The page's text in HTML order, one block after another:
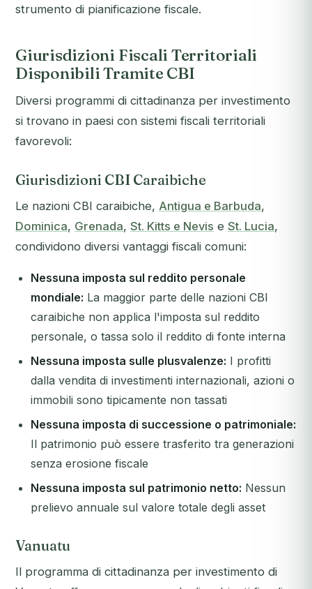
strumento di pianificazione fiscale.
Giurisdizioni Fiscali Territoriali
Disponibili Tramite CBI
Diversi programmi di cittadinanza per investimento
si trovano in paesi con sistemi fiscali territoriali
favorevoli:
Giurisdizioni CBI Caraibiche
Le nazioni CBI caraibiche, Antigua e Barbuda,
Dominica, Grenada, St. Kitts e Nevis e St. Lucia,
condividono diversi vantaggi fiscali comuni:
Nessuna imposta sul reddito personale
mondiale: La maggior parte delle nazioni CBI
caraibiche non applica l'imposta sul reddito
personale, o tassa solo il reddito di fonte interna
Nessuna imposta sulle plusvalenze: I profitti
dalla vendita di investimenti internazionali, azioni o
immobili sono tipicamente non tassati
Nessuna imposta di successione o patrimoniale:
Il patrimonio può essere trasferito tra generazioni
senza erosione fiscale
Nessuna imposta sul patrimonio netto: Nessun
prelievo annuale sul valore totale degli asset
Vanuatu
Il programma di cittadinanza per investimento di